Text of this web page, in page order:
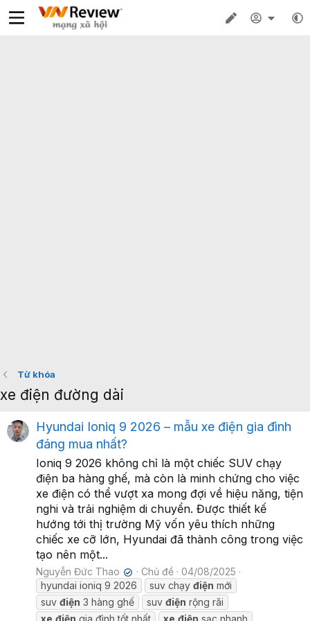
Từ khóa
xe điện đường dài
Hyundai Ioniq 9 2026 – mẫu xe điện gia đình
đáng mua nhất?
Ioniq 9 2026 không chỉ là một chiếc SUV chạy
điện ba hàng ghế, mà còn là minh chứng cho việc
xe điện có thể vượt xa mong đợi về hiệu năng, tiện
nghi và trải nghiệm di chuyển. Được thiết kế
hướng tới thị trường Mỹ vốn yêu thích những
chiếc xe cỡ lớn, Hyundai đã thành công trong việc
tạo nên một...
Nguyễn Đức Thao ✔ Chủ đề
04/08/2025
hyundai ioniq 9 2026
suv chạy điện mới
suv điện 3 hàng ghế suv điện rộng rãi